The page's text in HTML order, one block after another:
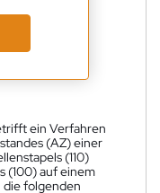
ein Verfahren
(AZ) einer
(110)
(100) auf einem
folgenden